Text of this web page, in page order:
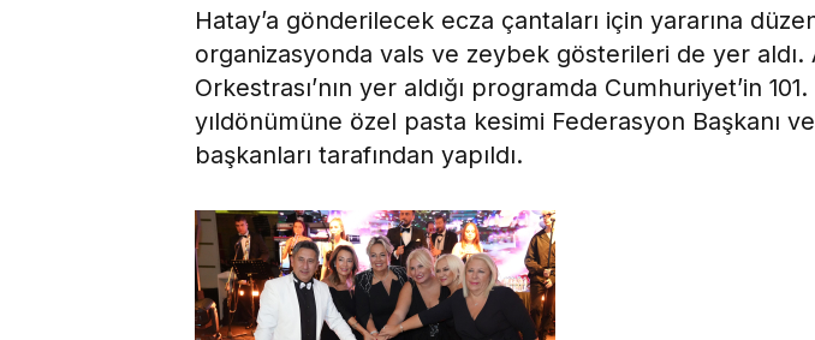
Hatay’a gönderilecek ecza çantaları için yararına
organizasyonda vals ve zeybek gösterileri de yer aldı.
Orkestrası’nın yer aldığı programda Cumhuriyet’in
yıldönümüne özel pasta kesimi Federasyon Başkanı
başkanları tarafından yapıldı.